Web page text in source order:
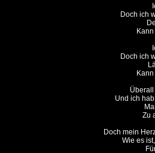
Doch ich
Doch ich
Und ich
Zu
Doch mein
Wie es